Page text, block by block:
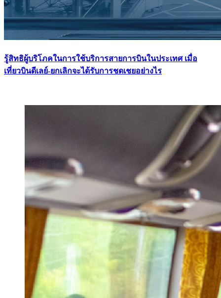
รู้สิทธิผู้บริโภคในการใช้บริการสายการบินในประเทศ เมื่อ
เที่ยวบินดีเลย์-ยกเลิกจะได้รับการชดเชยอย่างไร